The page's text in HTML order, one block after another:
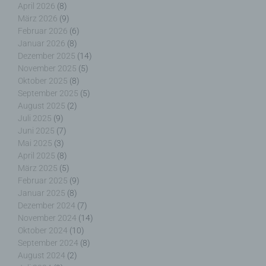
März 2026 (9)
Februar 2026(6)
Januar 2026(8)
Dezember 2025(14)
November 2025 (5)
Oktober 2025(8)
September 2025(5)
August 2025(2)
Juli 2025(9)
Juni 2025(7)
Mai 2025(3)
April 2025(8)
März 2025 (5)
Februar 2025(9)
Januar 2025(8)
Dezember 2024(7)
November 2024 (14)
Oktober 2024(10)
September 2024(8)
August 2024(2)
Juli 2024(9)
wurde. Dies ermöglicht es den besuchten
Internetseiten und Servern, den individuellen
Browser der betroffenen Person von anderen
Internetbrowsern, die andere Cookies enthalten,
zu unterscheiden. Ein bestimmter Internetbrowser
kann über die eindeutige Cookie-ID wiedererkannt
und identifiziert werden.
Durch den Einsatz von Cookies kann den Nutzern
dieser Internetseite nutzerfreundlichere Services
bereitstellen, die ohne die Cookie-Setzung nicht
möglich wären.
Mittels eines Cookies können die Informationen
und Angebote auf unserer Internetseite im Sinne
des Benutzers optimiert werden. Cookies
ermöglichen uns, wie bereits erwähnt, die
Benutzer unserer Internetseite wiederzuerkennen.
Zweck dieser Wiedererkennung ist es, den
Nutzern die Verwendung unserer Internetseite zu